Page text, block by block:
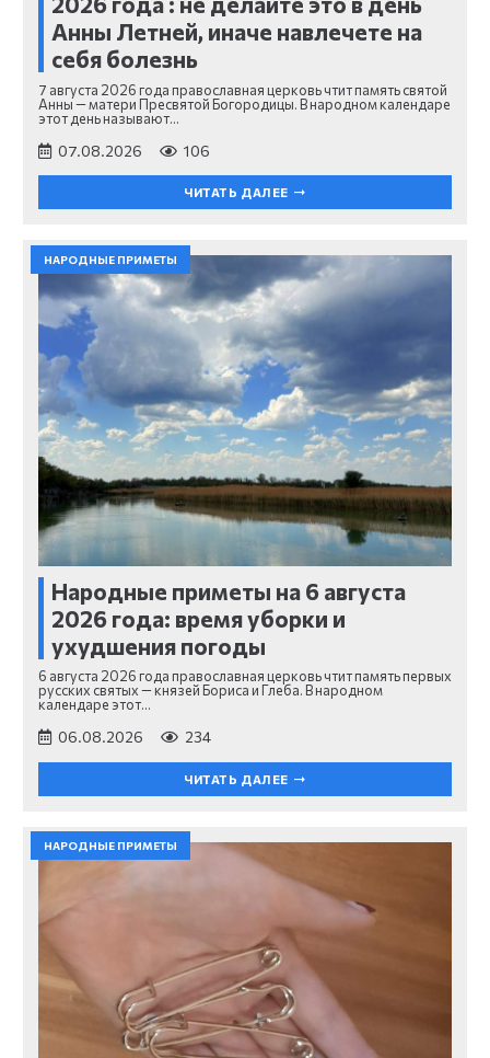
Анны Летней, иначе навлечете на
себя болезнь
7 августа 2026 года православная церковь чтит память святой
Анны — матери Пресвятой Богородицы. В народном календаре
этот день называют…
07.08.2026 106
ЧИТАТЬ ДАЛЕЕ
НАРОДНЫЕ ПРИМЕТЫ
Народные приметы на 6 августа
2026 года: время уборки и
ухудшения погоды
6 августа 2026 года православная церковь чтит память первых
русских святых — князей Бориса и Глеба. В народном
календаре этот…
06.08.2026 234
ЧИТАТЬ ДАЛЕЕ
НАРОДНЫЕ ПРИМЕТЫ